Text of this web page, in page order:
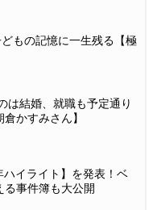
もの記憶に一生残る【極
は結婚、就職も予定通り
かすみさん】
イライト】を発表！ベ
る事件簿も大公開